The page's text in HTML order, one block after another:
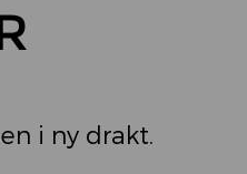
i ny drakt.